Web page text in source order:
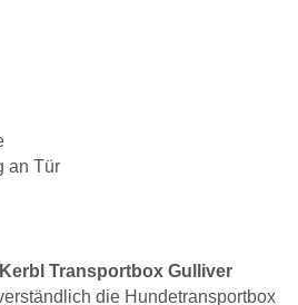
an Tür
Transportbox Gulliver
die Hundetransportbox